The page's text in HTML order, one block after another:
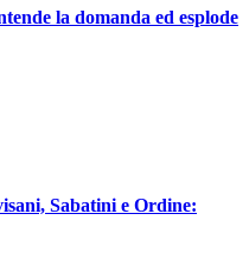
la domanda ed esplode
Sabatini e Ordine: